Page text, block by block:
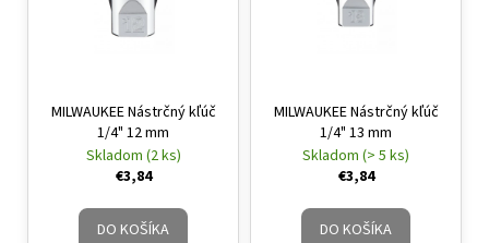
MILWAUKEE Nástrčný kľúč
1/4" 12 mm
Skladom (2 ks)
€3,84
DO KOŠÍKA
MILWAUKEE Nástrčný kľúč
1/4" 13 mm
Skladom (> 5 ks)
€3,84
DO KOŠÍKA